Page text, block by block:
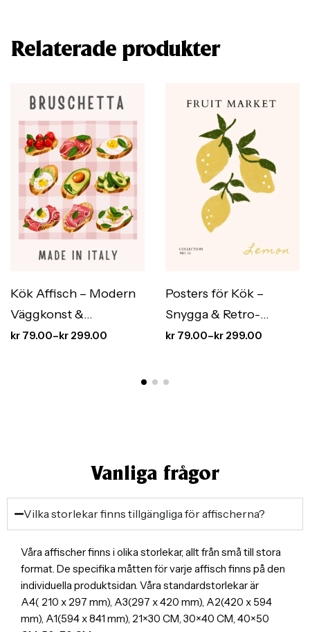
Relaterade produkter
Kök Affisch – Modern
Väggkonst &
Köksinredning med
kr 79.00–kr 299.00
Posters för Kök –
Snygga & Retro-
Inspirerade Kökstavlor
kr 79.00–kr 299.00
Vanliga frågor
Vilka storlekar finns tillgängliga för affischerna?
Våra affischer finns i olika storlekar, allt från små till stora
format. De specifika måtten för varje affisch finns på den
individuella produktsidan. Våra standardstorlekar är
A4( 210 x 297 mm), A3(297 x 420 mm), A2(420 x 594
mm), A1(594 x 841 mm), 21×30 CM, 30×40 CM, 40×50